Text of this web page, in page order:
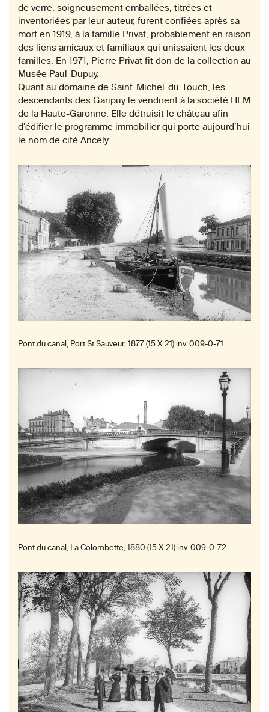
de verre, soigneusement emballées, titrées et
inventoriées par leur auteur, furent confiées après sa
mort en 1919, à la famille Privat, probablement en raison
des liens amicaux et familiaux qui unissaient les deux
familles. En 1971, Pierre Privat fit don de la collection au
Musée Paul-Dupuy.
Quant au domaine de Saint-Michel-du-Touch, les
descendants des Garipuy le vendirent à la société HLM
de la Haute-Garonne. Elle détruisit le château afin
d’édifier le programme immobilier qui porte aujourd’hui
le nom de cité Ancely.
Pont du canal, Port St Sauveur, 1877 (15 X 21) inv. 009-0-71
Pont du canal, La Colombette, 1880 (15 X 21) inv. 009-0-72